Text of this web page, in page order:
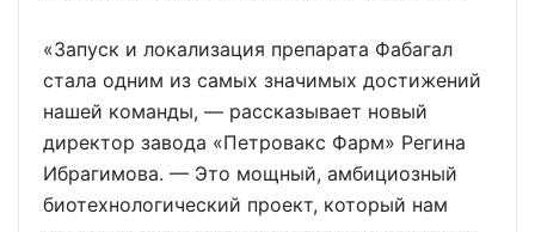
«Запуск и локализация препарата Фабагал
стала одним из самых значимых достижений
нашей команды, — рассказывает новый
директор завода «Петровакс Фарм» Регина
Ибрагимова. — Это мощный, амбициозный
биотехнологический проект, который нам